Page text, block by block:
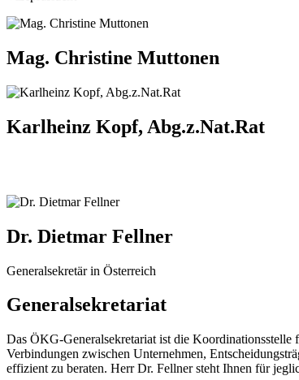
Mag. Christine Muttonen
Karlheinz Kopf, Abg.z.Nat.Rat
Dr. Dietmar Fellner
Generalsekretär in Österreich
Generalsekretariat
Das ÖKG-Generalsekretariat ist die Koordinationsstelle
Verbindungen zwischen Unternehmen,
effizient zu beraten. Herr Dr. Fellner steht Ihnen für